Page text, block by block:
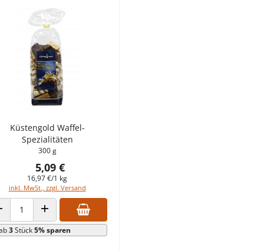
Küstengold Waffel-
Spezialitäten
300 g
5,09 €
16,97 €/1 kg
inkl. MwSt., zzgl. Versand
VERRINGERN
ANZAHL ERHÖHEN
3Stück5% sparen